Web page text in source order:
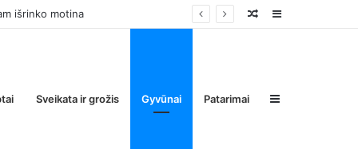
Sidebar
Random
Sveikata ir grožis Gyvūnai Patarimai Sidebar